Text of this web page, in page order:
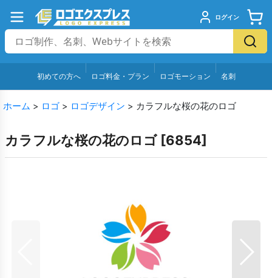
ログイン
初めての方へ ロゴ料金・プラン ロゴモーション 名刺
ホーム > ロゴ > ロゴデザイン > カラフルな桜の花のロゴ
カラフルな桜の花のロゴ [6854]